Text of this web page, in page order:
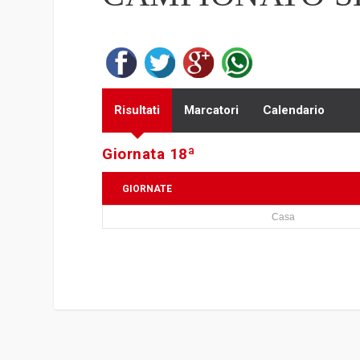
Risultati Marcatori Calendario
Giornata 18ª
GIORNATE
5 6 7 8 9 10 11 12 13
Casa